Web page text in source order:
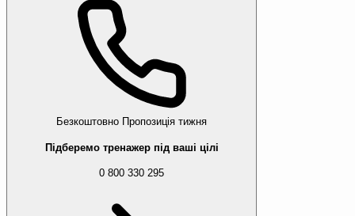
Безкоштовно Пропозиція тижня
Підберемо тренажер під ваші цілі
0 800 330 295